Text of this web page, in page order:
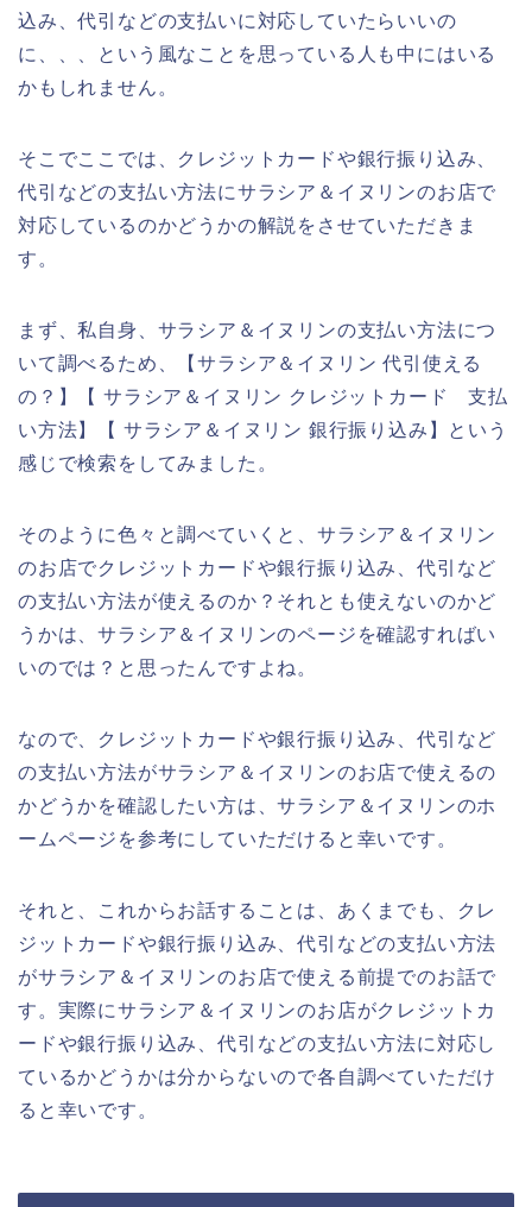
込み、代引などの支払いに対応していたらいいの
に、、、という風なことを思っている人も中にはいる
かもしれません。
そこでここでは、クレジットカードや銀行振り込み、
代引などの支払い方法にサラシア＆イヌリンのお店で
対応しているのかどうかの解説をさせていただきま
す。
まず、私自身、サラシア＆イヌリンの支払い方法につ
いて調べるため、【サラシア＆イヌリン 代引使える
の？】【 サラシア＆イヌリン クレジットカード 支払
い方法】【 サラシア＆イヌリン 銀行振り込み】という
感じで検索をしてみました。
そのように色々と調べていくと、サラシア＆イヌリン
のお店でクレジットカードや銀行振り込み、代引など
の支払い方法が使えるのか？それとも使えないのかど
うかは、サラシア＆イヌリンのページを確認すればい
いのでは？と思ったんですよね。
なので、クレジットカードや銀行振り込み、代引など
の支払い方法がサラシア＆イヌリンのお店で使えるの
かどうかを確認したい方は、サラシア＆イヌリンのホ
ームページを参考にしていただけると幸いです。
それと、これからお話することは、あくまでも、クレ
ジットカードや銀行振り込み、代引などの支払い方法
がサラシア＆イヌリンのお店で使える前提でのお話で
す。実際にサラシア＆イヌリンのお店がクレジットカ
ードや銀行振り込み、代引などの支払い方法に対応し
ているかどうかは分からないので各自調べていただけ
ると幸いです。